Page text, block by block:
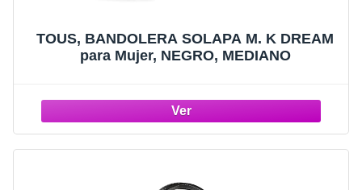
TOUS, BANDOLERA SOLAPA M. K DREAM
para Mujer, NEGRO, MEDIANO